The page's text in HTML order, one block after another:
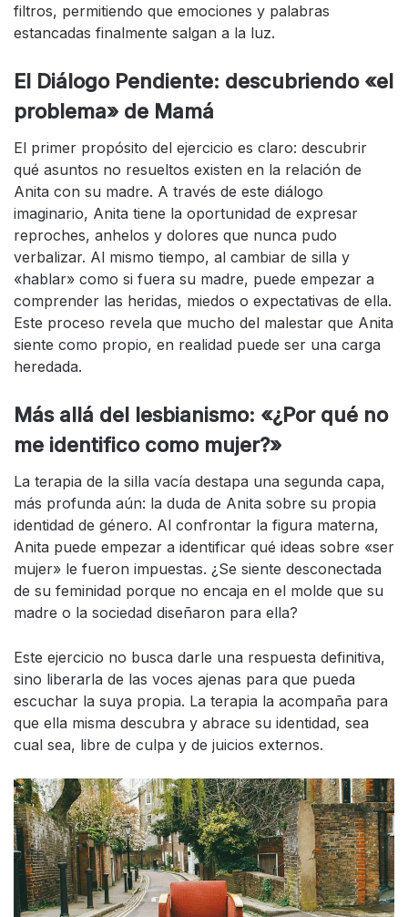
filtros, permitiendo que emociones y palabras
estancadas finalmente salgan a la luz.
El Diálogo Pendiente: descubriendo «el
problema» de Mamá
El primer propósito del ejercicio es claro: descubrir
qué asuntos no resueltos existen en la relación de
Anita con su madre. A través de este diálogo
imaginario, Anita tiene la oportunidad de expresar
reproches, anhelos y dolores que nunca pudo
verbalizar. Al mismo tiempo, al cambiar de silla y
«hablar» como si fuera su madre, puede empezar a
comprender las heridas, miedos o expectativas de ella.
Este proceso revela que mucho del malestar que Anita
siente como propio, en realidad puede ser una carga
heredada.
Más allá del lesbianismo: «¿Por qué no
me identifico como mujer?»
La terapia de la silla vacía destapa una segunda capa,
más profunda aún: la duda de Anita sobre su propia
identidad de género. Al confrontar la figura materna,
Anita puede empezar a identificar qué ideas sobre «ser
mujer» le fueron impuestas. ¿Se siente desconectada
de su feminidad porque no encaja en el molde que su
madre o la sociedad diseñaron para ella?
Este ejercicio no busca darle una respuesta definitiva,
sino liberarla de las voces ajenas para que pueda
escuchar la suya propia. La terapia la acompaña para
que ella misma descubra y abrace su identidad, sea
cual sea, libre de culpa y de juicios externos.